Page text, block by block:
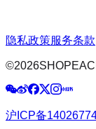
隐私政策服务条款
©2026
沪ICP备